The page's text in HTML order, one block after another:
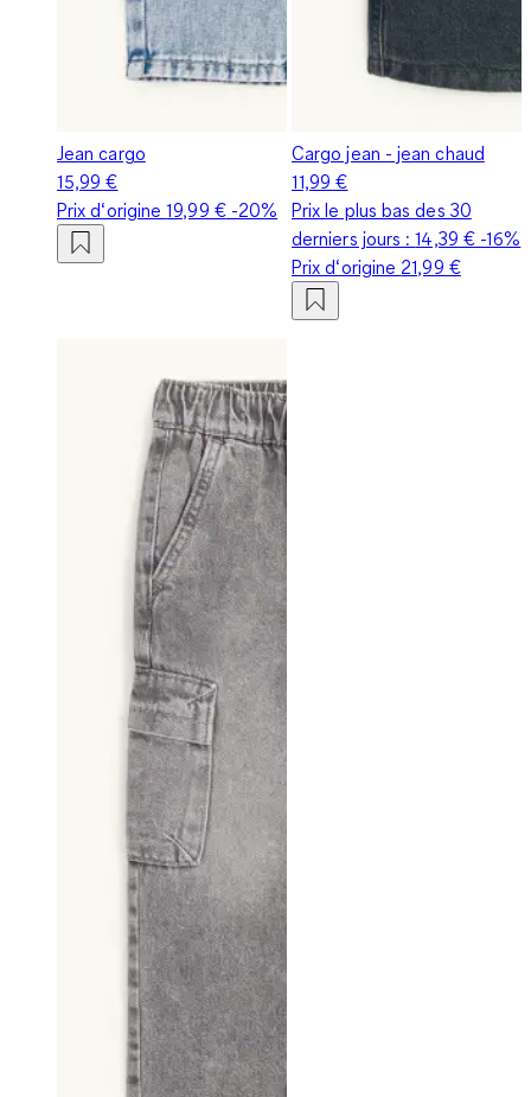
Jean cargo
15,99 €
Prix d‘origine19,99 €-20%
Cargo jean - jean chaud
11,99 €
Prix le plus bas des 30
derniers jours :14,39 €-16%
Prix d‘origine 21,99 €